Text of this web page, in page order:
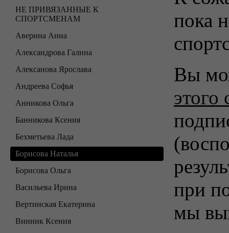
НЕ ПРИВЯЗАННЫЕ К
СПОРТСМЕНАМ
Аверина Анна
Александрова Галина
Алексанова Ярослава
Андреева Софья
Анникова Ольга
Банникова Ксения
Бехметьева Лада
Борисова Наталья
Борисова Ольга
Васильева Ирина
Вертинская Екатерина
Винник Ксения
пока
Вы
этого
при
мы